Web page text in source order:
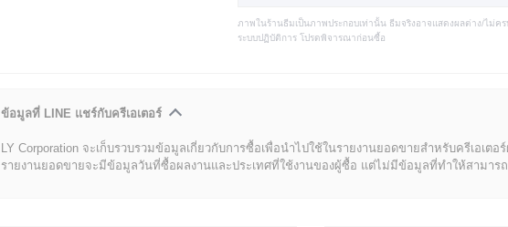
ภาพในร้านธีมเป็นภาพประกอบเท่านั้น ธีมจริงอาจแสดงผลต่าง/ไม่ค
ระบบปฏิบัติการ โปรดพิจารณาก่อนซื้อ
ข้อมูลที่ LINE แชร์กับครีเอเตอร์
LY Corporation จะเก็บรวบรวมข้อมูลเกี่ยวกับการซื้อเพื่อนำไปใช้ในรายงานยอดขายสำหรับครีเอเตอ
รายงานยอดขายจะมีข้อมูลวันที่ซื้อผลงานและประเทศที่ใช้งานของผู้ซื้อ แต่ไม่มีข้อมูลที่ทำให้สามาร